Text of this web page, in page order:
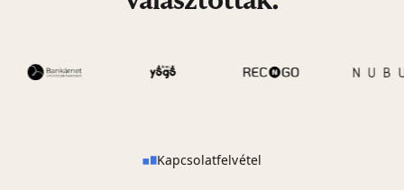
Kapcsolatfelvétel